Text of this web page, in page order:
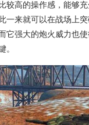
较高的操作感，能够
一来就可以在战场上
它强大的炮火威力也
。